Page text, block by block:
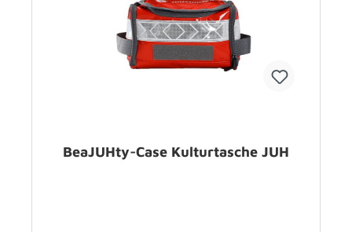
BeaJUHty-Case Kulturtasche JUH